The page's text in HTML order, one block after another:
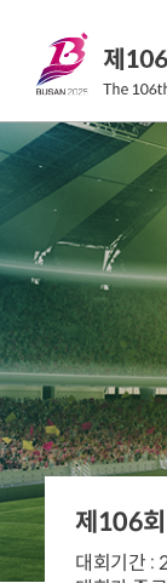
제106회
대회기간 :